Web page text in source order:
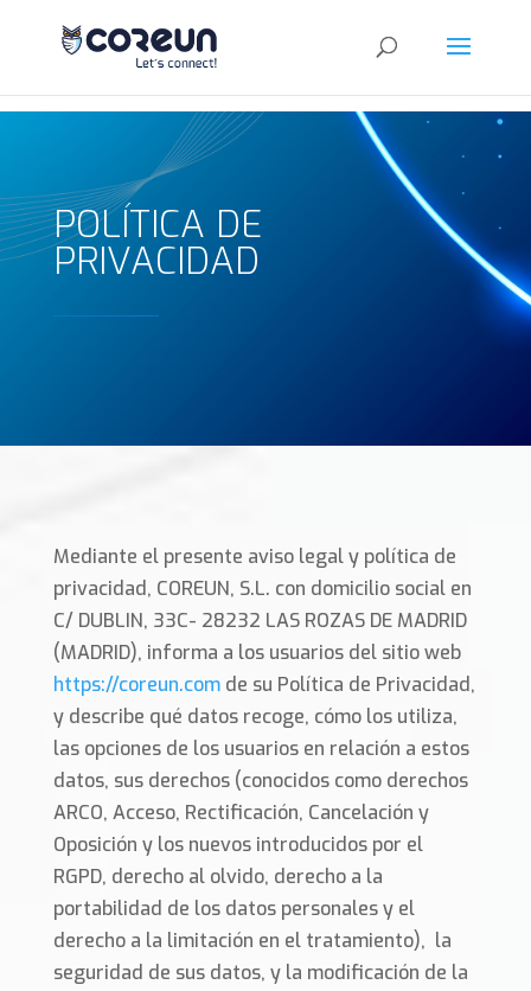
POLÍTICA DE
PRIVACIDAD
Mediante el presente aviso legal y política de
privacidad, COREUN, S.L. con domicilio social en
C/ DUBLIN, 33C- 28232 LAS ROZAS DE MADRID
(MADRID), informa a los usuarios del sitio web
https://coreun.comde su Política de Privacidad,
y describe qué datos recoge, cómo los utiliza,
las opciones de los usuarios en relación a estos
datos, sus derechos (conocidos como derechos
ARCO, Acceso, Rectificación, Cancelación y
Oposición y los nuevos introducidos por el
RGPD, derecho al olvido, derecho a la
portabilidad de los datos personales y el
derecho a la limitación en el tratamiento), la
seguridad de sus datos, y la modificación de la